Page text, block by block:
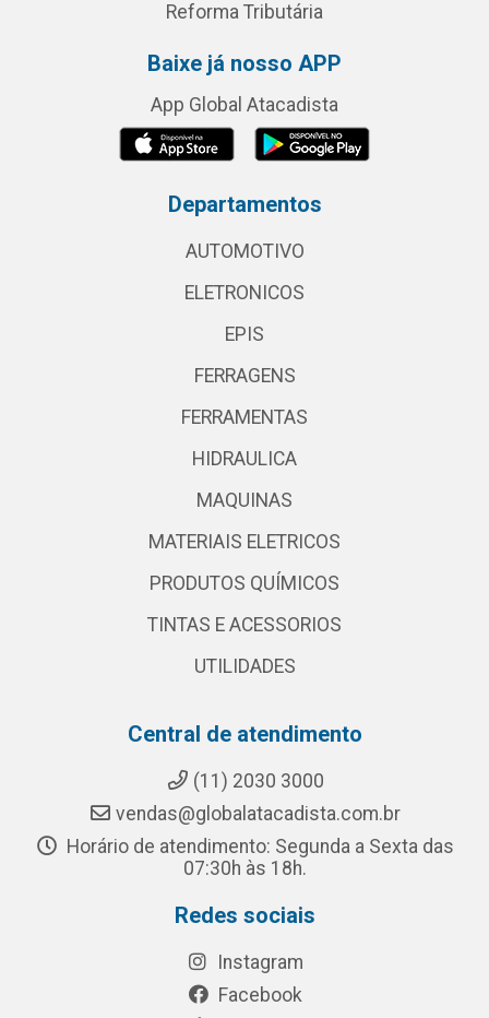
Reforma Tributária
Baixe já nosso APP
App Global Atacadista
Departamentos
AUTOMOTIVO
ELETRONICOS
EPIS
FERRAGENS
FERRAMENTAS
HIDRAULICA
MAQUINAS
MATERIAIS ELETRICOS
PRODUTOS QUÍMICOS
TINTAS E ACESSORIOS
UTILIDADES
Central de atendimento
(11) 2030 3000
vendas@globalatacadista.com.br
Horário de atendimento: Segunda a Sexta das
07:30h às 18h.
Redes sociais
Instagram
Facebook